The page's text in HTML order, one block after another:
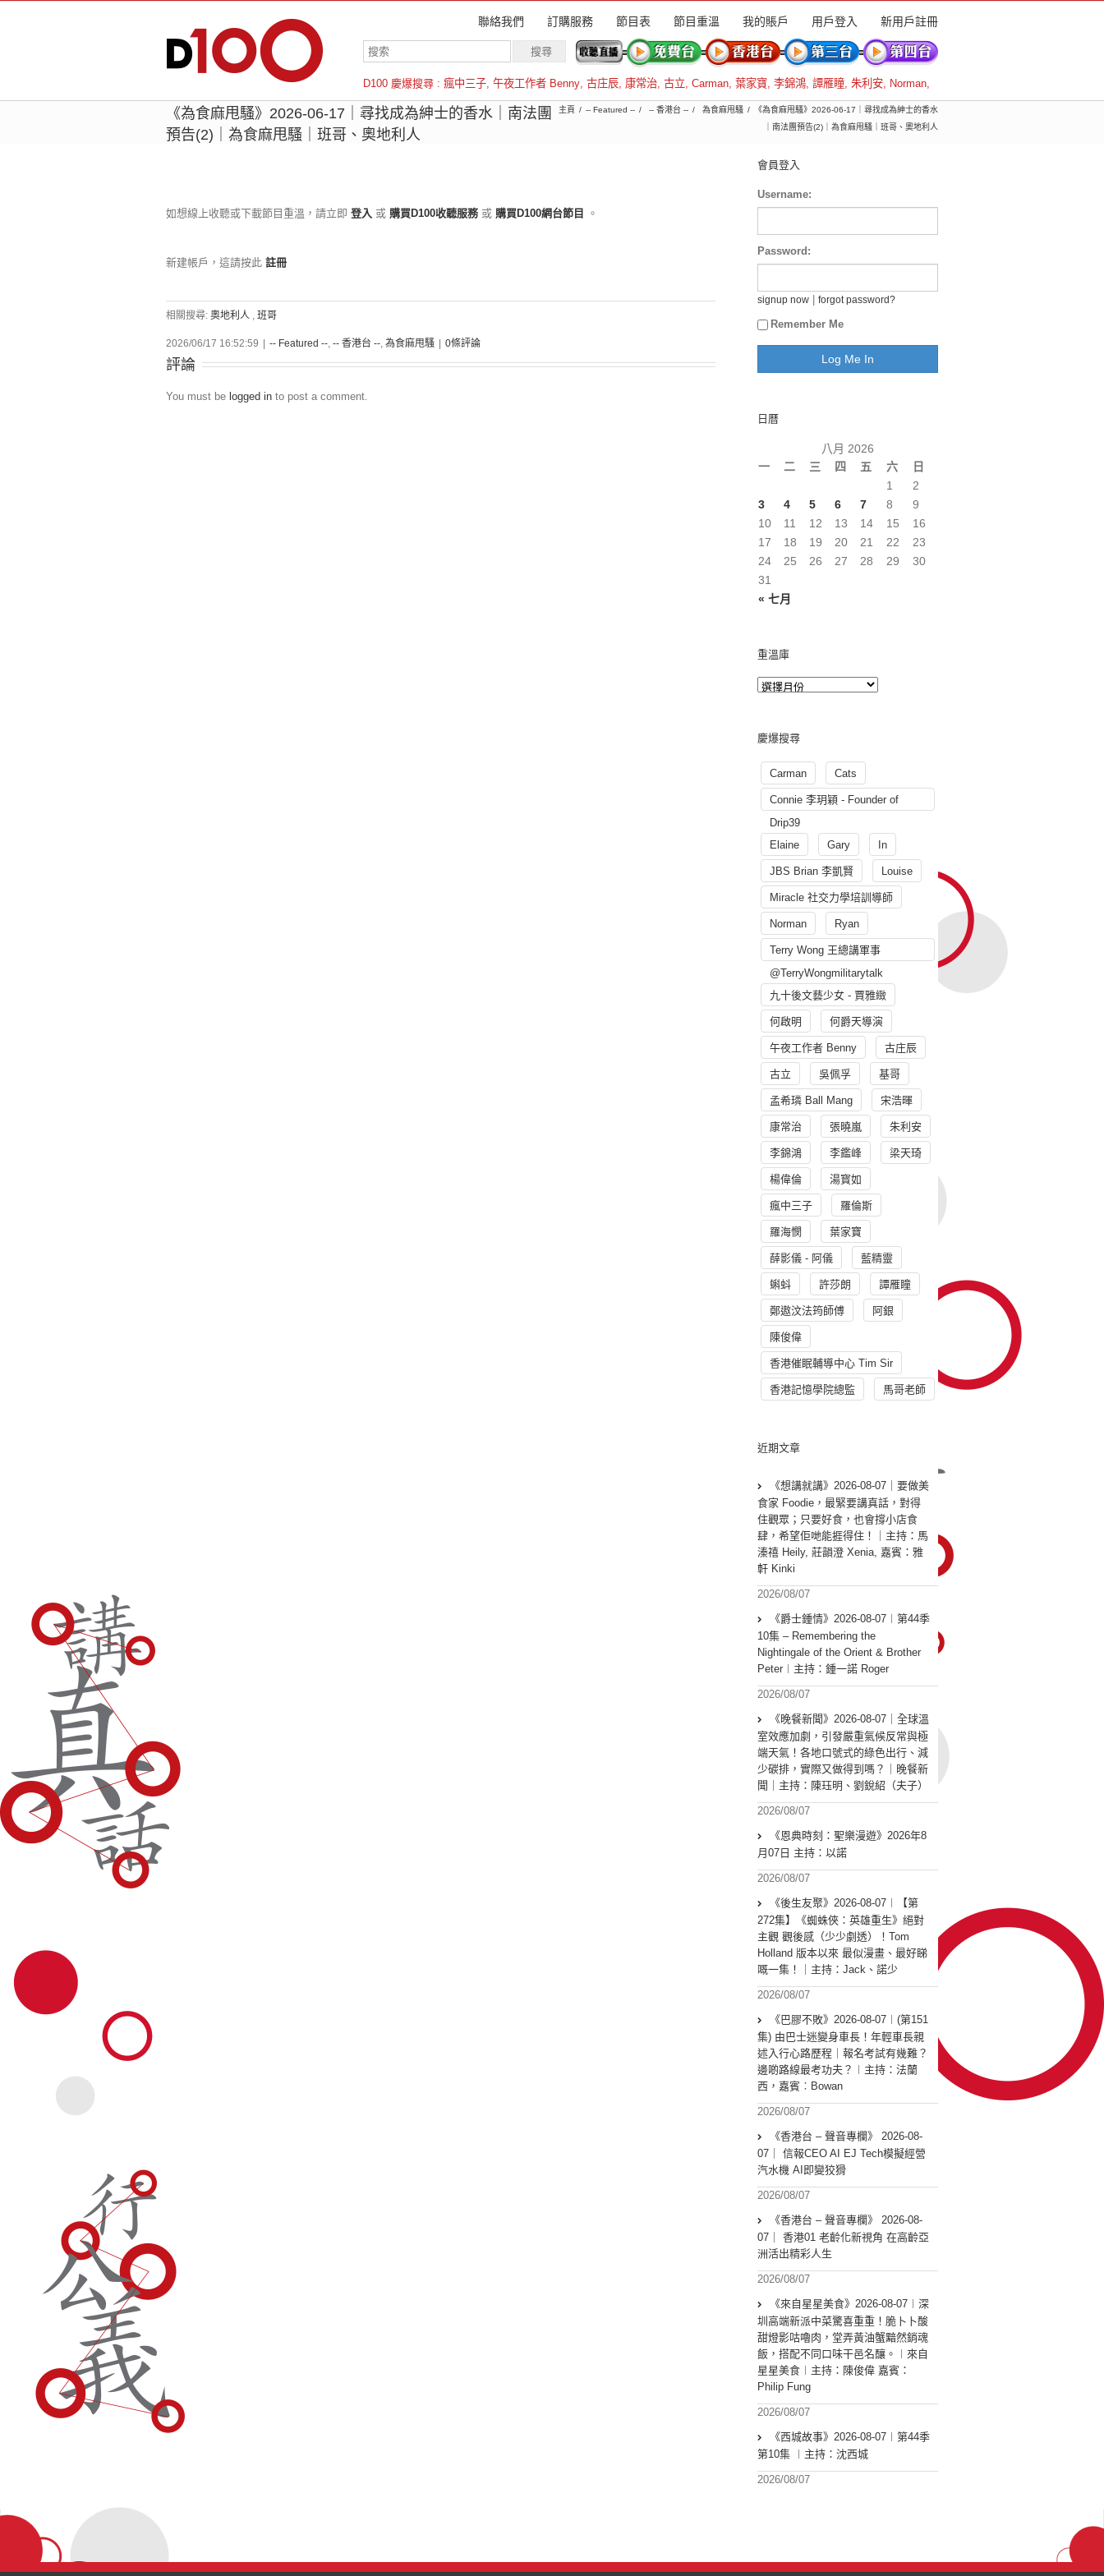
聯絡我們 訂購服務 節目表 節目重溫 我的賬戶 用戶登入 新用戶註冊
D100 慶爆搜尋 : 瘋中三子, 午夜工作者 Benny, 古庄辰, 康常治, 古立, Carman, 葉家寶, 李錦鴻, 譚雁瞳, 朱利安, Norman,
羅倫斯
《為食麻甩騷》2026-06-17｜尋找成為紳士的香水｜南法團
預告(2)｜為食麻甩騷｜班哥、奧地利人
主頁 -- Featured -- -- 香港台 -- 為食麻甩騷
《為食麻甩騷》2026-06-17｜尋找成為紳士的香水
｜南法團預告(2)｜為食麻甩騷｜班哥、奧地利人
如想線上收聽或下載節目重溫，請立即 登入 或 購買D100收聽服務 或 購買D100網台節目 。
新建帳戶，這請按此 註冊
相關搜尋: 奧地利人 , 班哥
2026/06/17 16:52:59 -- Featured --, -- 香港台 --, 為食麻甩騷 0條評論
評論
You must be logged in to post a comment.
會員登入
Username:
Password:
signup now forgot password?
Remember Me
日曆
八月 2026
一
二 三 四 五 六 日
« 七月
1
2
3
4 5 6 7 8
9
10
11 12 13 14 15
16
17
18 19 20 21 22
23
24
25 26 27 28 29
30
31
重溫庫
慶爆搜尋
Carman Cats
Connie 李玥穎 - Founder of
Drip39
Elaine
Gary In
JBS Brian 李凱賢 Louise
Miracle 社交力學培訓導師
Norman Ryan
Terry Wong 王總講軍事
@TerryWongmilitarytalk
九十後文藝少女 - 賈雅緻
何啟明 何爵天導演
午夜工作者 Benny 古庄辰
古立 吳佩孚 基哥
孟希璘 Ball Mang 宋浩暉
康常治 張曉嵐 朱利安
李錦鴻 李鑑峰 梁天琦
楊偉倫 湯寳如
瘋中三子 羅倫斯
羅海憫 葉家寶
薛影儀 - 阿儀 藍精靈
蝌蚪 許莎朗 譚雁瞳
鄭遨汶法筠師傅 阿銀
陳俊偉
香港催眠輔導中心 Tim Sir
香港記憶學院總監 馬哥老師
近期文章
《想講就講》2026-08-07｜要做美
食家 Foodie，最緊要講真話，對得
住觀眾；只要好食，也會撐小店食
肆，希望佢哋能捱得住！｜主持：馬
溱禧 Heily, 莊韻澄 Xenia, 嘉賓：雅
軒 Kinki
2026/08/07
《爵士鍾情》2026-08-07︱第44季
10集 – Remembering the
Nightingale of the Orient & Brother
Peter︱主持：鍾一諾 Roger
2026/08/07
《晚餐新聞》2026-08-07｜全球溫
室效應加劇，引發嚴重氣候反常與極
端天氣！各地口號式的綠色出行、減
少碳排，實際又做得到嗎？｜晚餐新
聞｜主持：陳珏明、劉銳紹（夫子）
2026/08/07
《恩典時刻：聖樂漫遊》2026年8
月07日 主持：以諾
2026/08/07
《後生友聚》2026-08-07︱【第
272集】《蜘蛛俠：英雄重生》絕對
主觀 觀後感（少少劇透）！Tom
Holland 版本以來 最似漫畫、最好睇
嘅一集！｜主持：Jack、諾少
2026/08/07
《巴膠不敗》2026-08-07︱(第151
集) 由巴士迷變身車長！年輕車長親
述入行心路歷程｜報名考試有幾難？
邊啲路線最考功夫？︱主持：法蘭
西，嘉賓︰Bowan
2026/08/07
《香港台 – 聲音專欄》 2026-08-
07｜ 信報CEO AI EJ Tech模擬經營
汽水機 AI即變狡猾
2026/08/07
《香港台 – 聲音專欄》 2026-08-
07｜ 香港01 老齡化新視角 在高齡亞
洲活出精彩人生
2026/08/07
《來自星星美食》2026-08-07︱深
圳高端新派中菜驚喜重重！脆卜卜酸
甜燈影咕嚕肉，堂弄黃油蟹黯然銷魂
飯，搭配不同口味干邑名釀。︱來自
星星美食︱主持：陳俊偉 嘉賓：
Philip Fung
2026/08/07
《西城故事》2026-08-07︱第44季
第10集 ︱主持：沈西城
2026/08/07